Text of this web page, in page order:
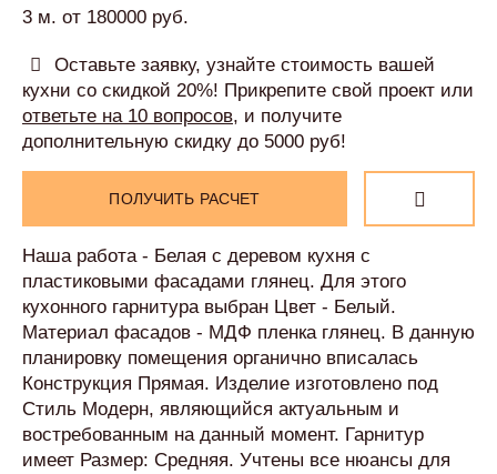
3 м. от 180000 руб.
Оставьте заявку, узнайте стоимость вашей
кухни со скидкой 20%! Прикрепите свой проект или
ответьте на 10 вопросов, и получите
дополнительную скидку до 5000 руб!
ПОЛУЧИТЬ РАСЧЕТ
Наша работа - Белая с деревом кухня с
пластиковыми фасадами глянец. Для этого
кухонного гарнитура выбран Цвет - Белый.
Материал фасадов - МДФ пленка глянец. В данную
планировку помещения органично вписалась
Конструкция Прямая. Изделие изготовлено под
Стиль Модерн, являющийся актуальным и
востребованным на данный момент. Гарнитур
имеет Размер: Средняя. Учтены все нюансы для